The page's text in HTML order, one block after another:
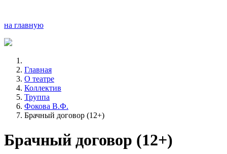
на главную
Главная
О театре
Коллектив
Труппа
Фокова В.Ф.
Брачный договор (12+)
Брачный договор (12+)